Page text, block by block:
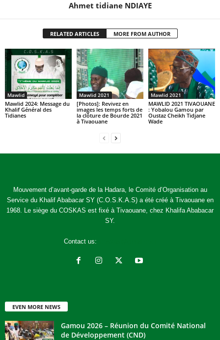
Ahmet tidiane NDIAYE
RELATED ARTICLES MORE FROM AUTHOR
Mawlid
Mawlid 2024: Message du
Khalif Général des
Tidianes
Mawlid 2021
[Photos]: Revivez en
images les temps forts de
la clôture de Bourde 2021
à Tivaouane
Mawlid 2021
MAWLID 2021 TIVAOUANE
: Yobalou Gamou par
Oustaz Cheikh Tidjane
Wade
Mouvement d’avant-garde de la Hadara, le Comité d’Organisation au
Service du Khalif Ababacar SY (C.O.S.K.A.S) a été créé à Tivaouane en
1968. Le siège du COSKAS est fixé à Tivaouane, chez Khalifa Ababacar
SY.
Contact us:
EVEN MORE NEWS
Gamou 2026 – Réunion du Comité National
de Développement (CND)